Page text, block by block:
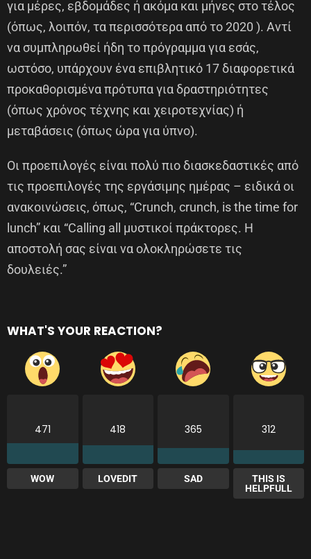
για μέρες, εβδομάδες ή ακόμα και μήνες στο τέλος
(όπως, λοιπόν, τα περισσότερα από το 2020 ). Αντί
να συμπληρωθεί ήδη το πρόγραμμα για εσάς,
ωστόσο, υπάρχουν ένα επιβλητικό 17 διαφορετικά
προκαθορισμένα πρότυπα για δραστηριότητες
(όπως χρόνος τέχνης και χειροτεχνίας) ή
μεταβάσεις (όπως ώρα για ύπνο).
Οι προεπιλογές είναι πολύ πιο διασκεδαστικές από
τις προεπιλογές της εργάσιμης ημέρας – ειδικά οι
ανακοινώσεις, όπως, “Crunch, crunch, is the time for
lunch” και “Calling all μυστικοί πράκτορες. Η
αποστολή σας είναι να ολοκληρώσετε τις
δουλειές.”
WHAT'S YOUR REACTION?
471
WOW
418
LOVEDIT
365
SAD
312
THIS IS
HELPFULL